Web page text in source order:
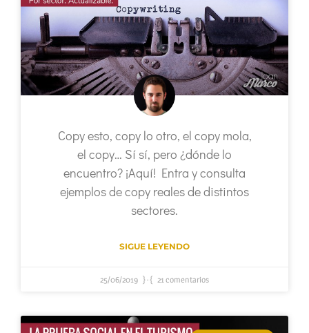
Copy esto, copy lo otro, el copy mola,
el copy… Sí sí, pero ¿dónde lo
encuentro? ¡Aquí! Entra y consulta
ejemplos de copy reales de distintos
sectores.
SIGUE LEYENDO
25/06/2019 21 comentarios